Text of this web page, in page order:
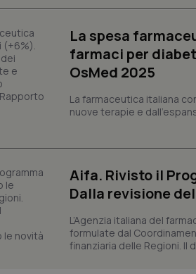
La spesa
farmaci per
OsMed 2025
La farmaceutica italiana
nuove terapie e
Aifa. Rivisto il
Dalla revisione
L’Agenzia italiana del
formulate dal
finanziaria delle Regioni. Il
PHPSESSID
_ga_KM60CM4NPH
Nome